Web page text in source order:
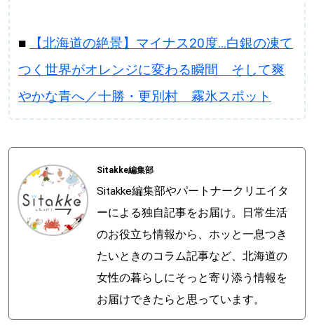
■
【北海道の絶景】マイナス20度…白銀の凍て
つく世界がオレンジに変わる瞬間 そして爽
やかな青へ／十勝・更別村 霧氷スポット
Sitakke編集部
Sitakke編集部やパートナークリエイタ
ーによる独自記事をお届け。日常生活
のお役立ち情報から、ホッと一息つき
たいときのコラム記事など、北海道の
女性の暮らしにそっと寄り添う情報を
お届けできたらと思っています。